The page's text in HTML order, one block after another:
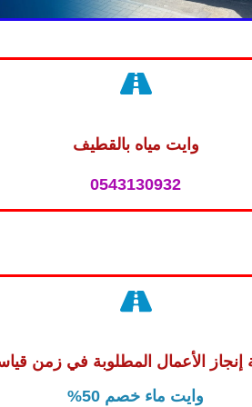
وايت مياه بالقطيف
0543130932
الأعمال المطلوبة في زمن
وايت ماء خصم 50%